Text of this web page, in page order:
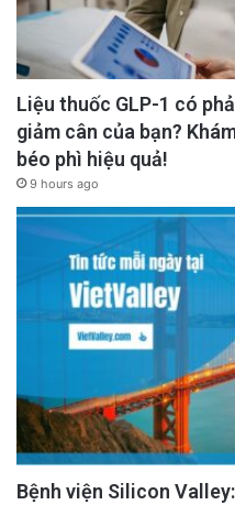
Liệu thuốc GLP-1 có
giảm cân của bạn?
béo phì hiệu quả!
9 hours ago
Bệnh viện Silicon